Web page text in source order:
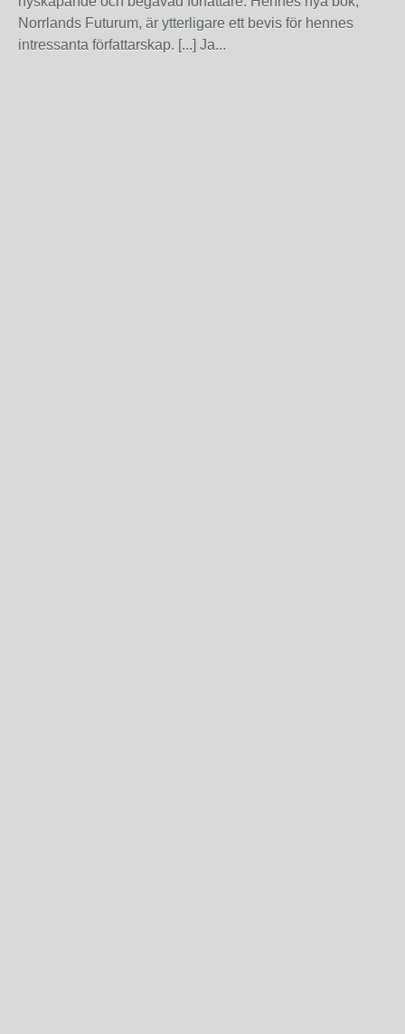
Norrlands Futurum, är ytterligare ett bevis för hennes
intressanta författarskap. [...] Ja...